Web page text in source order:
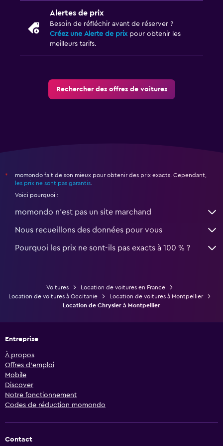
Alertes de prix
Besoin de réfléchir avant de réserver ?
Créez une Alerte de prixpour obtenir les
meilleurs tarifs.
Rechercher des offres de voitures
*
momondo fait de son mieux pour obtenir des prix exacts. Cependant,
les prix ne sont pas garantis.
Voici pourquoi :
momondo n'est pas un site marchand
Nous recueillons des données pour vous
Pourquoi les prix ne sont-ils pas exacts à 100 % ?
Voitures
Location de voitures en France
Location de voitures à Occitanie
Location de voitures à Montpellier
Location de Chrysler à Montpellier
Entreprise
À propos
Offres d’emploi
Mobile
Discover
Notre fonctionnement
Codes de réduction momondo
Contact